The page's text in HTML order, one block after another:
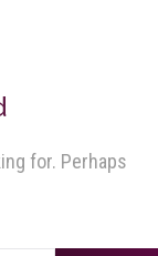
for. Perhaps